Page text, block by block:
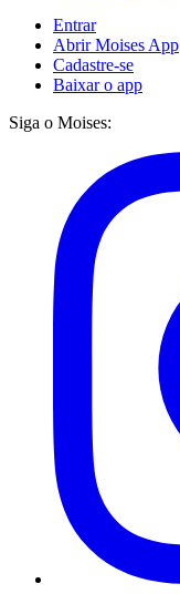
Entrar
Abrir Moises App
Cadastre-se
Baixar o app
Siga o Moises: